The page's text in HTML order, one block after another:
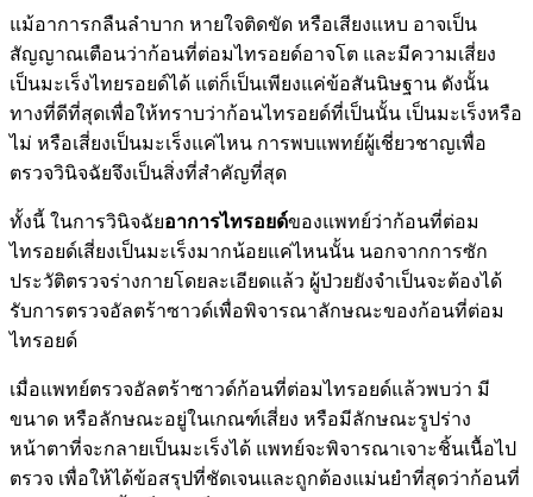
แม้อาการกลืนลำบาก หายใจติดขัด หรือเสียงแหบ อาจเป็น
สัญญาณเตือนว่าก้อนที่ต่อมไทรอยด์อาจโต และมีความเสี่ยง
เป็นมะเร็งไทยรอยด์ได้ แต่ก็เป็นเพียงแค่ข้อสันนิษฐาน ดังนั้น
ทางที่ดีที่สุดเพื่อให้ทราบว่าก้อนไทรอยด์ที่เป็นนั้น เป็นมะเร็งหรือ
ไม่ หรือเสี่ยงเป็นมะเร็งแค่ไหน การพบแพทย์ผู้เชี่ยวชาญเพื่อ
ตรวจวินิจฉัยจึงเป็นสิ่งที่สำคัญที่สุด
ทั้งนี้ ในการวินิจฉัยอาการไทรอยด์ของแพทย์ว่าก้อนที่ต่อม
ไทรอยด์เสี่ยงเป็นมะเร็งมากน้อยแค่ไหนนั้น นอกจากการซัก
ประวัติตรวจร่างกายโดยละเอียดแล้ว ผู้ป่วยยังจำเป็นจะต้องได้
รับการตรวจอัลตร้าซาวด์เพื่อพิจารณาลักษณะของก้อนที่ต่อม
ไทรอยด์
เมื่อแพทย์ตรวจอัลตร้าซาวด์ก้อนที่ต่อมไทรอยด์แล้วพบว่า มี
ขนาด หรือลักษณะอยู่ในเกณฑ์เสี่ยง หรือมีลักษณะรูปร่าง
หน้าตาที่จะกลายเป็นมะเร็งได้ แพทย์จะพิจารณาเจาะชิ้นเนื้อไป
ตรวจ เพื่อให้ได้ข้อสรุปที่ชัดเจนและถูกต้องแม่นยำที่สุดว่าก้อนที่